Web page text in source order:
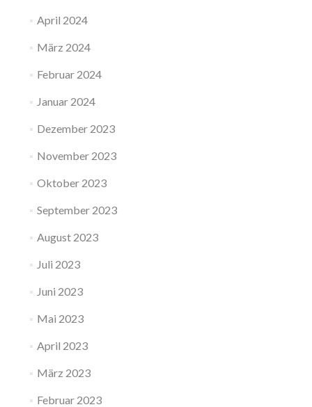
April 2024
März 2024
Februar 2024
Januar 2024
Dezember 2023
November 2023
Oktober 2023
September 2023
August 2023
Juli 2023
Juni 2023
Mai 2023
April 2023
März 2023
Februar 2023